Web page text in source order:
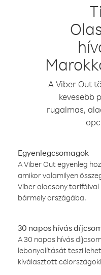
A Viber Out
kevesebb
rugalmas,
Egyenlegcsomagok
A Viber Out egyenleg
amikor valamilyen
Viber alacsony
bármely országába.
30 napos hívás
A 30 napos hívás
lebonyolítását teszi
kiválasztott